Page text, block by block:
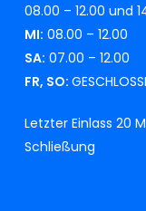
08.00 – 12.00 und
MI: 08.00 – 12.00
SA: 07.00 – 12.00
FR, SO:
Letzter Einlass 20
Schließung